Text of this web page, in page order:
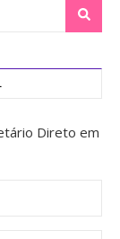
Direto em